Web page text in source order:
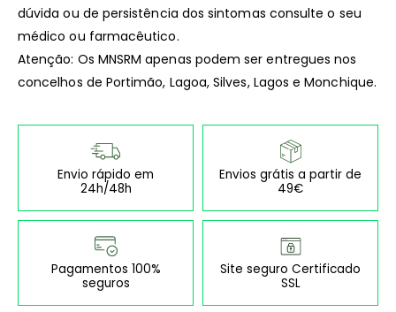
dúvida ou de persistência dos sintomas consulte o seu
médico ou farmacêutico.
Atenção: Os MNSRM apenas podem ser entregues nos
concelhos de Portimão, Lagoa, Silves, Lagos e Monchique.
Envio rápido em
24h/48h
Envios grátis a partir de
49€
Pagamentos 100%
seguros
Site seguro Certificado
SSL